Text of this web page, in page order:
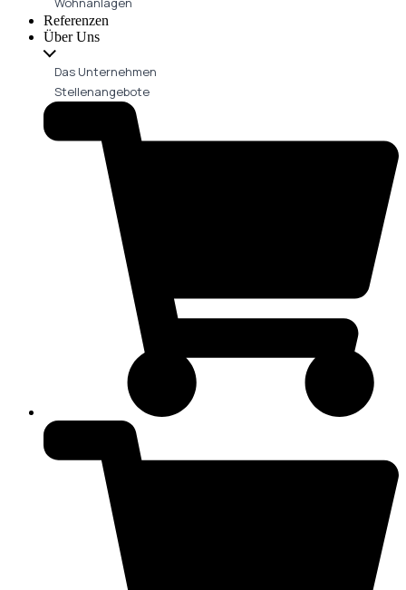
Referenzen
Über Uns
Das Unternehmen
Stellenangebote